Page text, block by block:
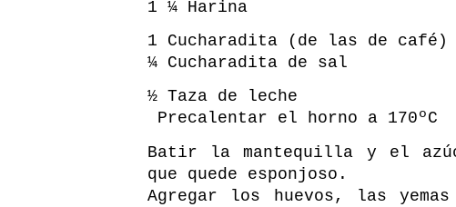
1 ¼ Harina
1 Cucharadita (de las de café)
¼ Cucharadita de sal
½ Taza de leche
Precalentar el horno a 170ºC
Batir la mantequilla y el
que quede esponjoso.
Agregar los huevos, las